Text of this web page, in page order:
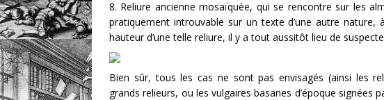
8. Reliure ancienne mosaïquée, qui se rencontre sur les
pratiquement introuvable sur un texte d’une autre
hauteur d’une telle reliure, il y a tout aussitôt lieu de
Bien sûr, tous les cas ne sont pas envisagés (ainsi les
grands relieurs, ou les vulgaires basanes d’époque signées